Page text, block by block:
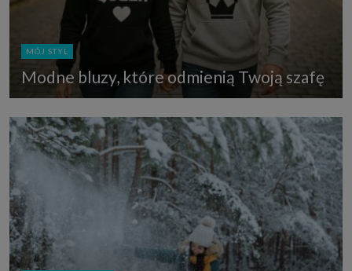
MÓJ STYL
Modne bluzy, które odmienią Twoją szafę